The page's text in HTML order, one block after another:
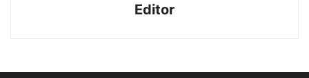
Editor